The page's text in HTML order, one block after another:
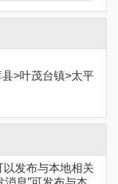
>叶茂台镇>太平
以发布与本地相关